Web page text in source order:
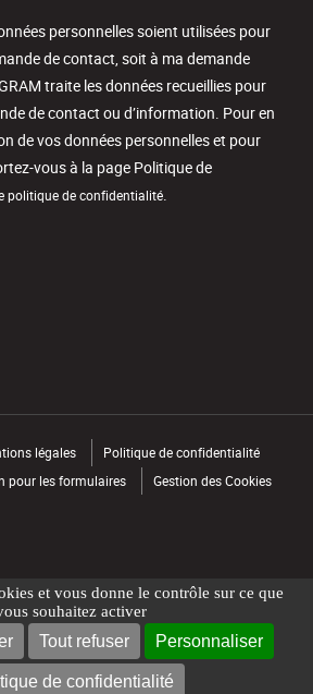
et vous donne le contrôle sur ce que
souhaitez activer
Tout refuser Personnaliser
de confidentialitéTROUVER UN MAGASIN
personnelles soient utilisées pour
de contact, soit à ma demande
traite les données recueillies pour
de contact ou d’information. Pour en
de vos données personnelles et pour
vous à la page Politique de
politique de confidentialité.
légales
Politique de confidentialité
pour les formulaires
Gestion des Cookies